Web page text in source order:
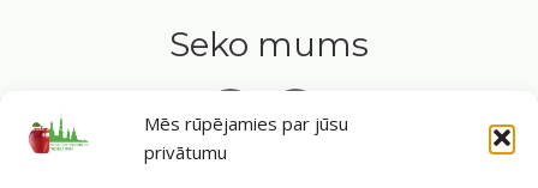
Mēs rūpējamies par jūsu
privātumu
Seko mums